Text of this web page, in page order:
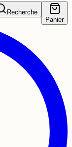
Recherche
Panier